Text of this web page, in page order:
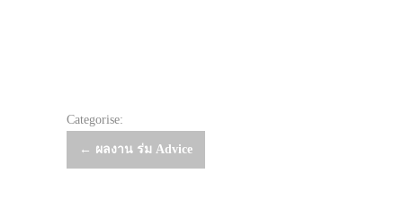
Categorise:
Post
← ผลงาน ร่ม Advice